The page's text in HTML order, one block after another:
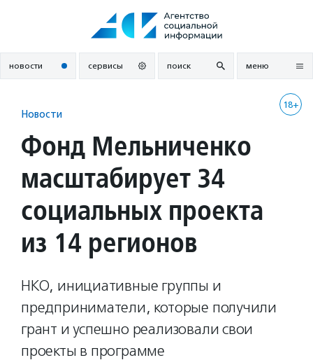
новости сервисы поиск меню
18+
Новости
Фонд Мельниченко
масштабирует 34
социальных проекта
из 14 регионов
НКО, инициативные группы и
предприниматели, которые получили
грант и успешно реализовали свои
проекты в программе